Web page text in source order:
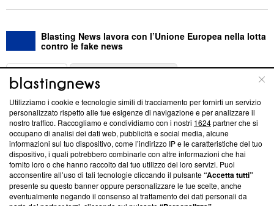
Blasting News lavora con l’Unione Europea nella lotta
contro le fake news
ABOUT
Questa sezione offre informazioni trasparenti su Blasting
News, sui nostri processi editoriali e su come ci impegniamo a
creare news di qualità. Inoltre, afferma la nostra aderenza a
‘Trust Project - News with Integrity’Blasting News non è
ancora membro del programma, ma ha richiesto di farne
parte; Trust Project non ha ancora effettuato una verifica di
conformità agli standard.
Utilizziamo i cookie e tecnologie simili di tracciamento per fornirti un servizio
personalizzato rispetto alle tue esigenze di navigazione e per analizzare il
nostro traffico. Raccogliamo e condividiamo con i nostri 1624partner che si
occupano di analisi dei dati web, pubblicità e social media, alcune
informazioni sul tuo dispositivo, come l’indirizzo IP e le caratteristiche del tuo
dispositivo, i quali potrebbero combinarle con altre informazioni che hai
fornito loro o che hanno raccolto dal tuo utilizzo dei loro servizi. Puoi
acconsentire all’uso di tali tecnologie cliccando il pulsante“Accetta tutti”
presente su questo banner oppure personalizzare le tue scelte, anche
eventualmente negando il consenso al trattamento dei dati personali da